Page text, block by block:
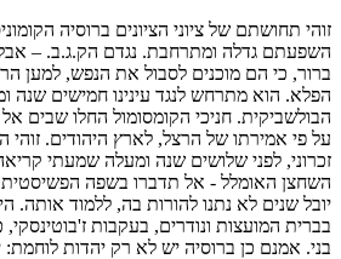
זוהי תחושתם של ציוני הציונים ברוסיה
השפעתם גדלה ומתרחבת. נגדם הק.ג.ב. –
ברור, כי הם מוכנים לסבול את הנפש, למען
הפלא. הוא מתרחש לנגד עינינו חמישים
הבולשביקית. חניכי הקומסומול החלו שבים
על פי אמירתו של הרצל, לארץ היהודים.
זכרוני, לפני שלושים שנה ומעלה שמעתי
השחצן האומלל - אל תדברו בשפה הפשיסטית!
יובל שנים לא נתנו להורות בה, ללמוד אותה.
בברית המועצות ונודרים, בעקבות
בני. אמנם כן ברוסיה יש לא רק יהדות